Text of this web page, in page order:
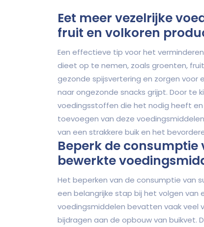
Eet meer vezelrijke
fruit en volkoren
Een effectieve tip voor het
dieet op te nemen, zoals groenten,
gezonde spijsvertering en zorgen voor
naar ongezonde snacks grijpt. Door te
voedingsstoffen die het nodig heeft
toevoegen van deze
van een strakkere buik en het
Beperk de
bewerkte
Het beperken van de consumptie van
een belangrijke stap bij het volgen van
voedingsmiddelen bevatten vaak veel
bijdragen aan de opbouw van buikvet.